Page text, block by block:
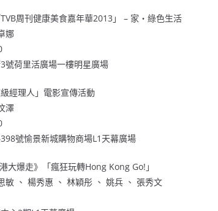
周刊健康美食嘉年華2013」 – 家‧綠色生活
娜
號荷里活廣場一樓明星廣場
經理人」電影宣傳活動
澤
號愉景新城購物商場L1天幕廣場
大爆走》「瘋狂玩轉Hong Kong Go!」
敏 、 楊秀惠 、 林穎彤 、 姚兵 、 張秀文